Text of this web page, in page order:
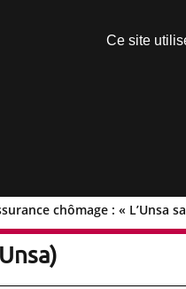
chômage : « L’Unsa
chômage : «
Ce site